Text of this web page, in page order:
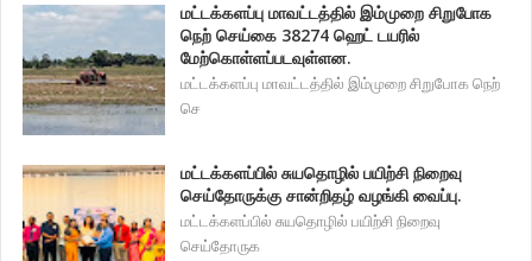
மட்டக்களப்பு மாவட்டத்தில் இம்முறை சிறுபோக
நெற் செய்கை 38274 ஹெட் டயரில்
மேற்கொள்ளப்படவுள்ளன.
மட்டக்களப்பு மாவட்டத்தில் இம்முறை சிறுபோக நெற்
செ
மட்டக்களப்பில் சுயதொழில் பயிற்சி நிறைவு
செய்தோருக்கு சான்றிதழ் வழங்கி வைப்பு.
மட்டக்களப்பில் சுயதொழில் பயிற்சி நிறைவு
செய்தோருக